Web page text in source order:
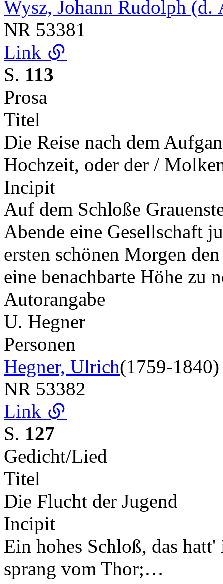
Wysz, Johann Rudolph (d.
NR 53381
Link
S. 113
Prosa
Titel
Die Reise nach dem
Hochzeit, oder der /
Incipit
Auf dem Schloße
Abende eine Gesellschaft
ersten schönen Morgen
eine benachbarte Höhe zu
Autorangabe
U. Hegner
Personen
Hegner, Ulrich(1759-1840)
NR 53382
Link
S. 127
Gedicht/Lied
Titel
Die Flucht der Jugend
Incipit
Ein hohes Schloß, das
sprang vom Thor;…